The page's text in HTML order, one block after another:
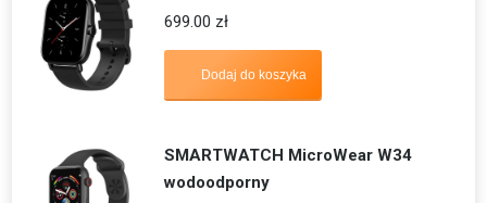
699.00 zł
Dodaj do koszyka
SMARTWATCH MicroWear W34
wodoodporny